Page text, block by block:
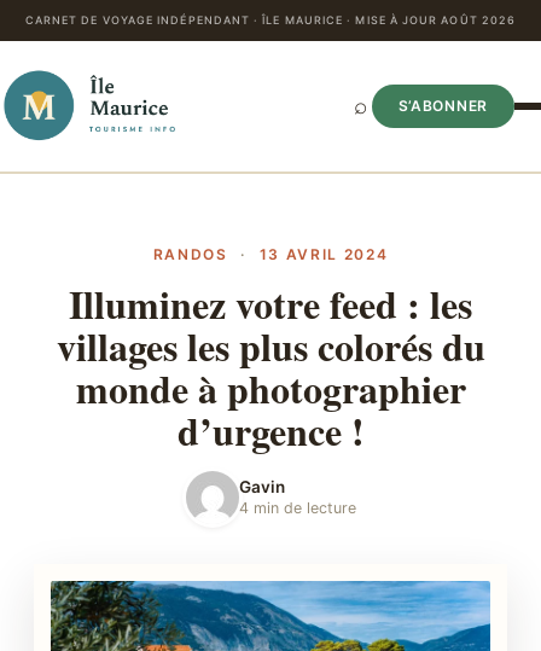
CARNET DE VOYAGE INDÉPENDANT · ÎLE MAURICE · MISE À JOUR AOÛT 2026
⌕ S’ABONNER
RANDOS · 13 AVRIL 2024
Illuminez votre feed : les
villages les plus colorés du
monde à photographier
d’urgence !
Gavin
4 min de lecture